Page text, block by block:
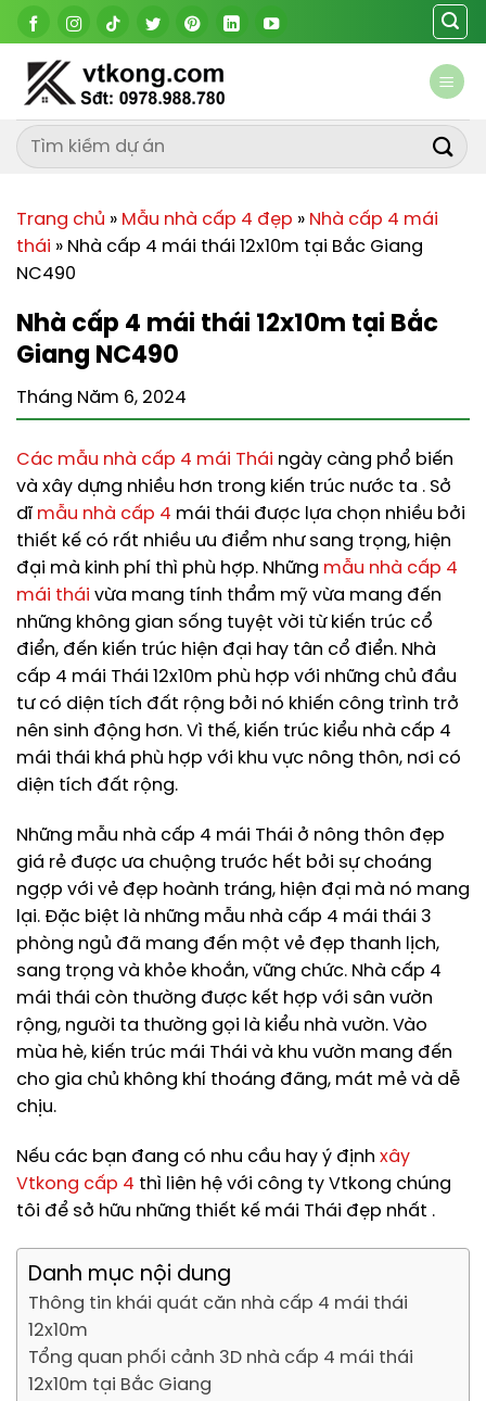
Chuyển
đến
dung
Trang chủ » Mẫu nhà cấp 4 đẹp » Nhà cấp 4 mái
thái » Nhà cấp 4 mái thái 12x10m tại Bắc Giang
NC490
Nhà cấp 4 mái thái 12x10m tại Bắc
Giang NC490
Tháng Năm 6, 2024
Các mẫu nhà cấp 4 mái Thái ngày càng phổ biến
và xây dựng nhiều hơn trong kiến trúc nước ta . Sở
dĩ mẫu nhà cấp 4 mái thái được lựa chọn nhiều bởi
thiết kế có rất nhiều ưu điểm như sang trọng, hiện
đại mà kinh phí thì phù hợp. Những mẫu nhà cấp 4
mái thái vừa mang tính thẩm mỹ vừa mang đến
những không gian sống tuyệt vời từ kiến trúc cổ
điển, đến kiến trúc hiện đại hay tân cổ điển. Nhà
cấp 4 mái Thái 12x10m phù hợp với những chủ đầu
tư có diện tích đất rộng bởi nó khiến công trình trở
nên sinh động hơn. Vì thế, kiến trúc kiểu nhà cấp 4
mái thái khá phù hợp với khu vực nông thôn, nơi có
diện tích đất rộng.
Những mẫu nhà cấp 4 mái Thái ở nông thôn đẹp
giá rẻ được ưa chuộng trước hết bởi sự choáng
ngợp với vẻ đẹp hoành tráng, hiện đại mà nó mang
lại. Đặc biệt là những mẫu nhà cấp 4 mái thái 3
phòng ngủ đã mang đến một vẻ đẹp thanh lịch,
sang trọng và khỏe khoắn, vững chức. Nhà cấp 4
mái thái còn thường được kết hợp với sân vườn
rộng, người ta thường gọi là kiểu nhà vườn. Vào
mùa hè, kiến trúc mái Thái và khu vườn mang đến
cho gia chủ không khí thoáng đãng, mát mẻ và dễ
chịu.
Nếu các bạn đang có nhu cầu hay ý định xây
Vtkong cấp 4 thì liên hệ với công ty Vtkong chúng
tôi để sở hữu những thiết kế mái Thái đẹp nhất .
Danh mục nội dung
Thông tin khái quát căn nhà cấp 4 mái thái
12x10m
Tổng quan phối cảnh 3D nhà cấp 4 mái thái
12x10m tại Bắc Giang